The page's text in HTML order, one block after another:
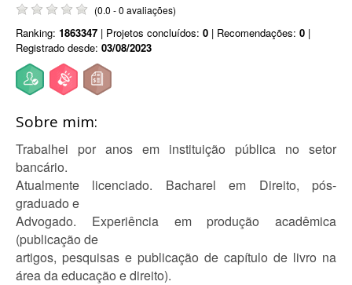
(0.0 - 0 avaliações)
Ranking: 1863347 | Projetos concluídos: 0 | Recomendações: 0 |
Registrado desde: 03/08/2023
Sobre mim:
Trabalhei por anos em instituição pública no setor
bancário.
Atualmente licenciado. Bacharel em Direito, pós-
graduado e
Advogado. Experiência em produção acadêmica
(publicação de
artigos, pesquisas e publicação de capítulo de livro na
área da educação e direito).